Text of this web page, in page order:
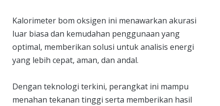
Kalorimeter bom oksigen ini menawarkan akurasi
luar biasa dan kemudahan penggunaan yang
optimal, memberikan solusi untuk analisis energi
yang lebih cepat, aman, dan andal.
Dengan teknologi terkini, perangkat ini mampu
menahan tekanan tinggi serta memberikan hasil